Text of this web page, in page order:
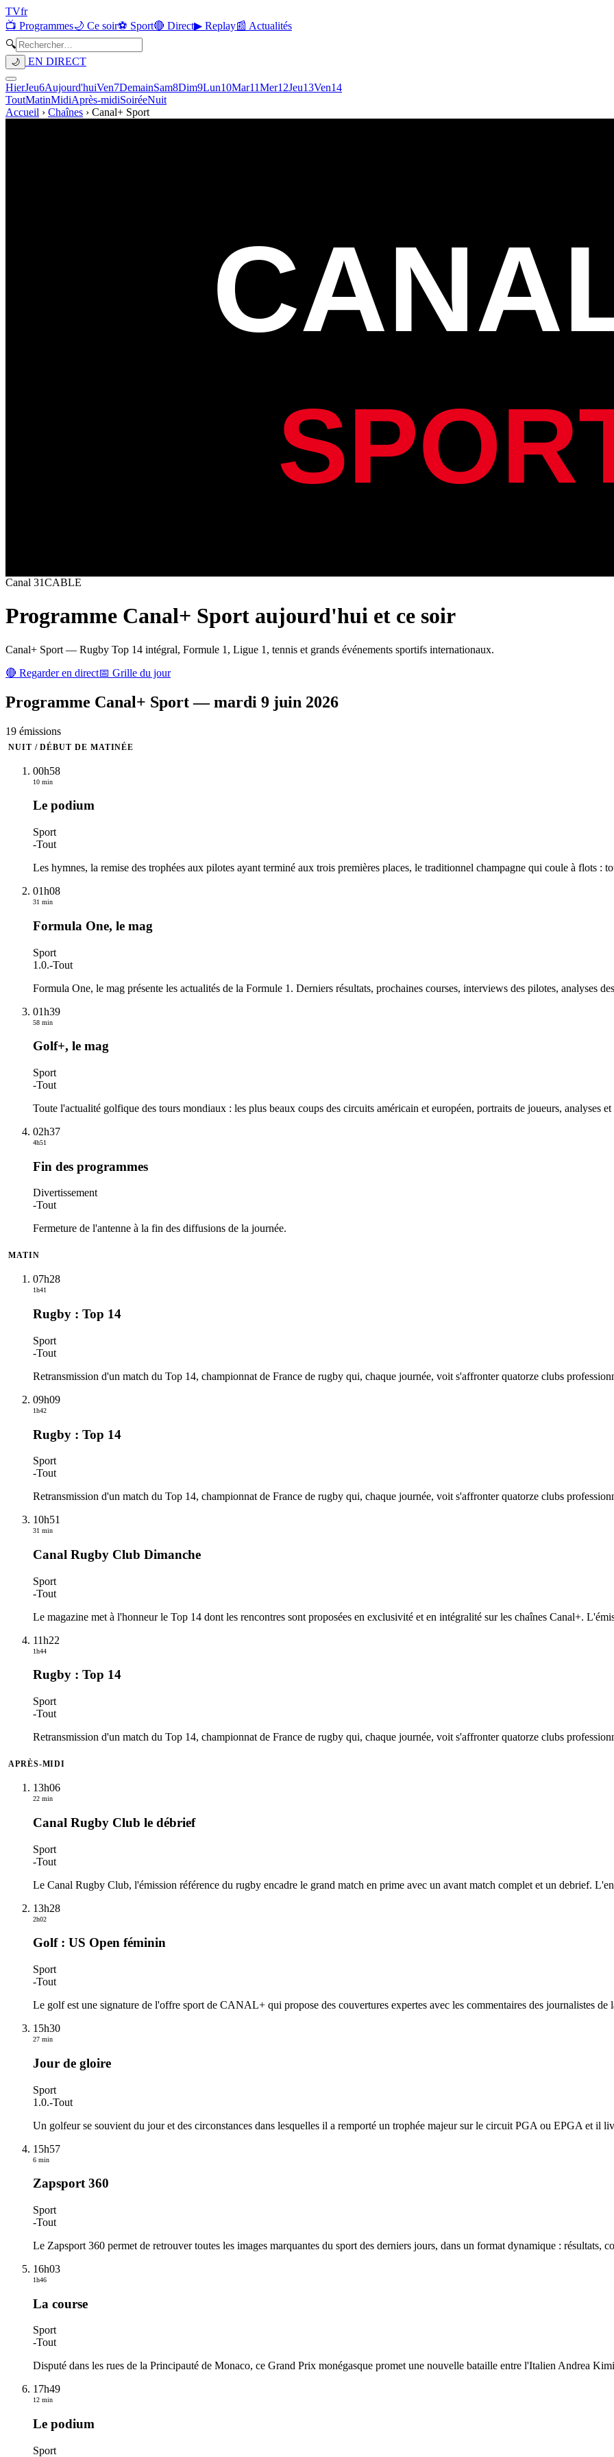
TVfr
📺 Programmes🌙 Ce soir⚽ Sport🔴 Direct▶ Replay📰 Actualités
🔍
🌙 EN DIRECT
HierJeu6Aujourd'huiVen7DemainSam8Dim9Lun10Mar11Mer12Jeu13Ven14
ToutMatinMidiAprès-midiSoiréeNuit
Accueil › Chaînes › Canal+ Sport
Canal 31CABLE
Programme Canal+ Sport aujourd'hui et ce soir
Canal+ Sport — Rugby Top 14 intégral, Formule 1, Ligue 1, tennis et grands événements sportifs internationaux.
🔴 Regarder en direct📅 Grille du jour
Programme Canal+ Sport—mardi 9 juin 2026
19 émissions
NUIT / DÉBUT DE MATINÉE
00h58
10 min
Le podium
Sport
-Tout
Les hymnes, la remise des trophées aux pilotes ayant terminé aux trois premières places, le traditionnel champagne qui coule à flots :
01h08
31 min
Formula One, le mag
Sport
1.0.-Tout
Formula One, le mag présente les actualités de la Formule 1. Derniers résultats, prochaines courses, interviews des pilotes, analyses
01h39
58 min
Golf+, le mag
Sport
-Tout
Toute l'actualité golfique des tours mondiaux : les plus beaux coups des circuits américain et européen, portraits de joueurs, analyses et
02h37
4h51
Fin des programmes
Divertissement
-Tout
Fermeture de l'antenne à la fin des diffusions de la journée.
MATIN
07h28
1h41
Rugby : Top 14
Sport
-Tout
Retransmission d'un match du Top 14, championnat de France de rugby qui, chaque journée, voit s'affronter quatorze clubs
09h09
1h42
Rugby : Top 14
Sport
-Tout
Retransmission d'un match du Top 14, championnat de France de rugby qui, chaque journée, voit s'affronter quatorze clubs
10h51
31 min
Canal Rugby Club Dimanche
Sport
-Tout
Le magazine met à l'honneur le Top 14 dont les rencontres sont proposées en exclusivité et en intégralité sur les chaînes Canal+.
11h22
1h44
Rugby : Top 14
Sport
-Tout
Retransmission d'un match du Top 14, championnat de France de rugby qui, chaque journée, voit s'affronter quatorze clubs
APRÈS-MIDI
13h06
22 min
Canal Rugby Club le débrief
Sport
-Tout
Le Canal Rugby Club, l'émission référence du rugby encadre le grand match en prime avec un avant match complet et un debrief.
13h28
2h02
Golf : US Open féminin
Sport
-Tout
Le golf est une signature de l'offre sport de CANAL+ qui propose des couvertures expertes avec les commentaires des journalistes de
15h30
27 min
Jour de gloire
Sport
1.0.-Tout
Un golfeur se souvient du jour et des circonstances dans lesquelles il a remporté un trophée majeur sur le circuit PGA ou EPGA et il
15h57
6 min
Zapsport 360
Sport
-Tout
Le Zapsport 360 permet de retrouver toutes les images marquantes du sport des derniers jours, dans un format dynamique : résultats,
16h03
1h46
La course
Sport
-Tout
Disputé dans les rues de la Principauté de Monaco, ce Grand Prix monégasque promet une nouvelle bataille entre l'Italien Andrea
17h49
12 min
Le podium
Sport